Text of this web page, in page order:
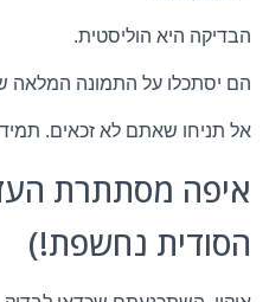
הבדיקה היא הוליסטית.
הם יסתכלו על התמונה המלאה
אל תניחו שאתם לא זכאים.
איפה מסתתרת
הסודית נחשפת!)